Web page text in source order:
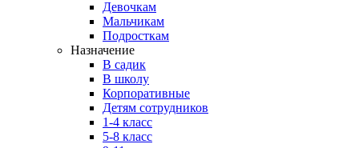
Девочкам
Мальчикам
Подросткам
Назначение
В садик
В школу
Корпоративные
Детям сотрудников
1-4 класс
5-8 класс